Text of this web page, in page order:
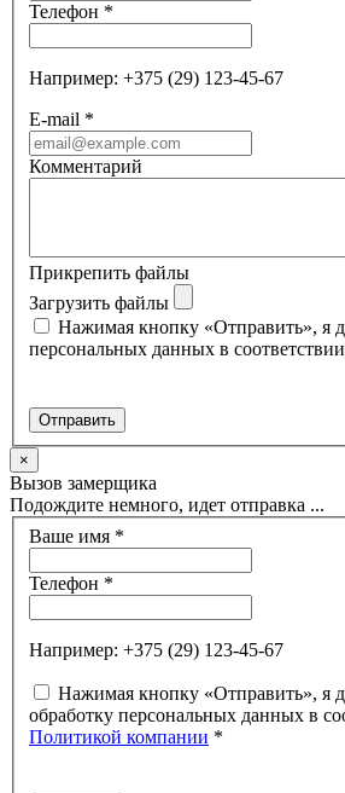
Телефон *
Например: +375 (29) 123-45-67
E-mail *
Комментарий
Прикрепить файлы
Загрузить файлы
Нажимая кнопку «Отправить», я
персональных данных в
×
Вызов замерщика
Подождите немного, идет отправка ...
Ваше имя *
Телефон *
Например: +375 (29) 123-45-67
Нажимая кнопку «Отправить», я
обработку персональных данных в
Политикой компании *